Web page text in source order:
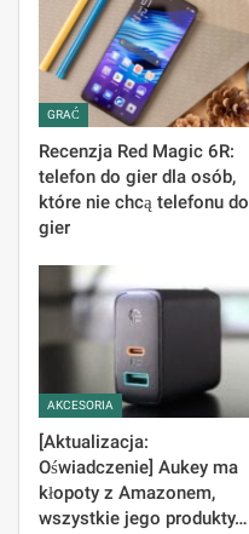
GRAĆ
Recenzja Red Magic 6R:
telefon do gier dla osób,
które nie chcą telefonu do
gier
AKCESORIA
[Aktualizacja:
Oświadczenie] Aukey ma
kłopoty z Amazonem,
wszystkie jego produkty…